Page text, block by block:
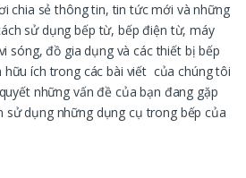
chia sẻ thông tin, tin tức mới và những
sử dụng bếp từ, bếp điện từ, máy
sóng, đồ gia dụng và các thiết bị bếp
hữu ích trong các bài viết của chúng tôi
những vấn đề của bạn đang gặp
sử dụng những dụng cụ trong bếp của